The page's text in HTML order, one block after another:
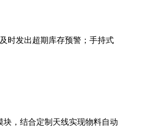
时发出超期库存预警；手持式
，结合定制天线实现物料自动